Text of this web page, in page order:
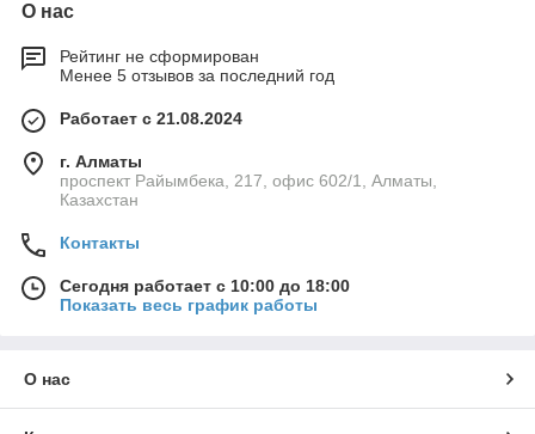
О нас
Рейтинг не сформирован
Менее 5 отзывов за последний год
Работает с 21.08.2024
г. Алматы
проспект Райымбека, 217, офис 602/1, Алматы,
Казахстан
Контакты
Сегодня работает с 10:00 до 18:00
Показать весь график работы
О нас